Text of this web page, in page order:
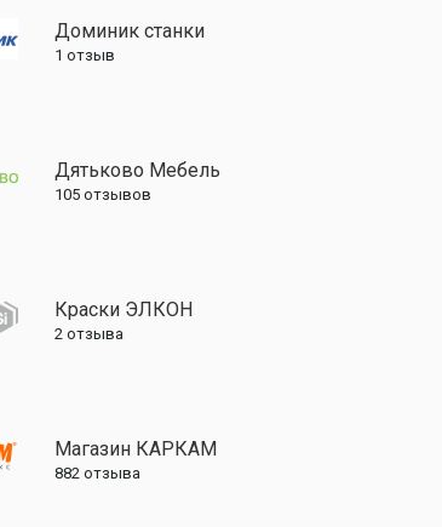
Доминик станки
1 отзыв
Дятьково Мебель
105отзывов
Краски ЭЛКОН
2отзыва
Магазин КАРКАМ
882отзыва